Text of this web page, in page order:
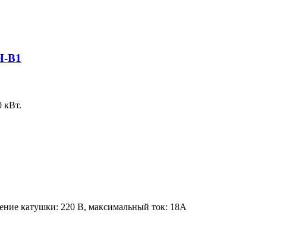
В1
кВт.
катушки: 220 В, максимальный ток: 18А